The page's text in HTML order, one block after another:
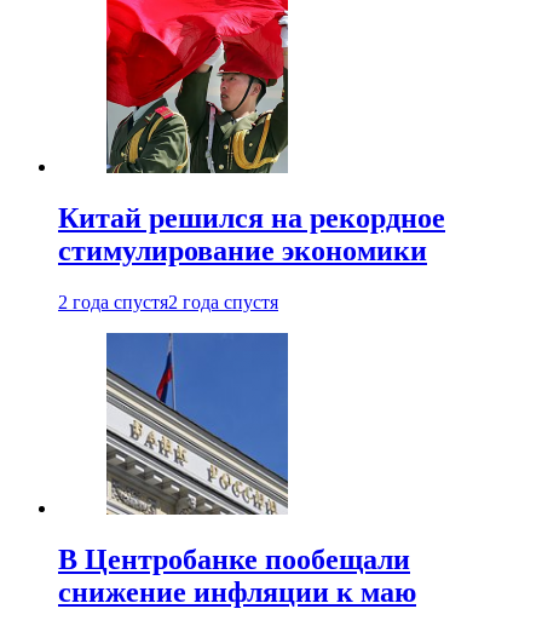
Китай решился на рекордное
стимулирование экономики
2 года спустя2 года спустя
В Центробанке пообещали
снижение инфляции к маю